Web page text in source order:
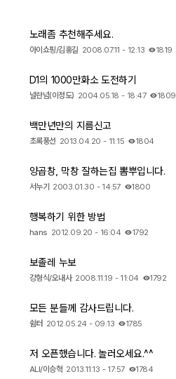
오프라인
정보 / 강좌
질문 / 답변
가입인사
출사 정보
출사 소식
노래좀 추천해주세요.
아이쇼핑/김홍길 2008.07.11 - 12:13 1819
D1의 1000만화소 도전하기
널란넘(이정도) 2004.05.18 - 18:47 1809
백만년만의 지름신고
초록풍선 2013.04.20 - 11:15 1804
양곱창, 막창 잘하는집 뽐뿌입니다.
서누기 2003.01.30 - 14:57 1800
행복하기 위한 방법
hans 2012.09.20 - 16:04 1792
보졸레 누보
강형식/오내사 2008.11.19 - 11:04 1792
모든 분들께 감사드립니다.
쉼터 2012.05.24 - 09:13 1785
저 오픈했습니다. 놀러오세요.^^
ALI/이승혁 2013.11.13 - 17:57 1784